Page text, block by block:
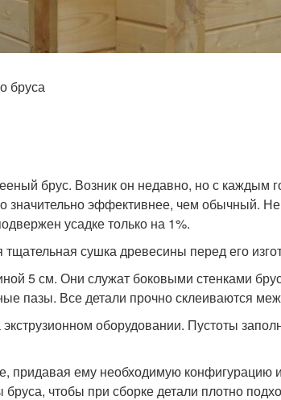
бруса
брус. Возник он недавно, но с каждым
значительно эффективнее, чем обычный. Не
усадке только на 1%.
сушка древесины перед его
5 см. Они служат боковыми стенками
пазы. Все детали прочно склеиваются
оборудовании. Пустоты
придавая ему необходимую конфигурацию
чтобы при сборке детали плотно